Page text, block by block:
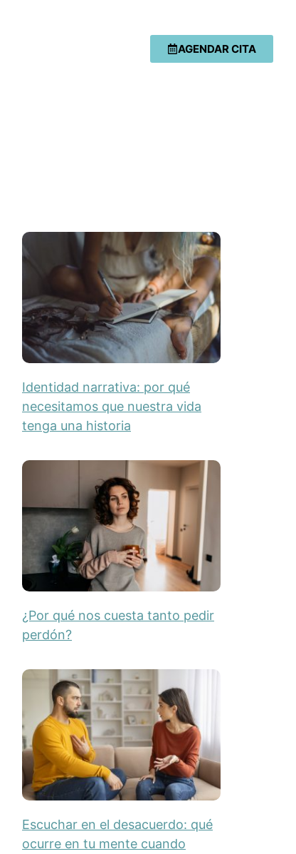
AGENDAR CITA
Identidad narrativa: por qué
necesitamos que nuestra vida
tenga una historia
¿Por qué nos cuesta tanto pedir
perdón?
Escuchar en el desacuerdo: qué
ocurre en tu mente cuando